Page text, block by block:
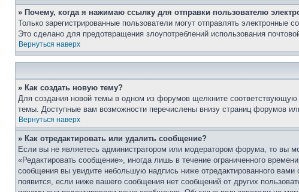
» Почему, когда я нажимаю ссылку для отправки пользователю
Только зарегистрированные пользователи могут отправлять
Это сделано для предотвращения злоупотреблений использования
Вернуться наверх
» Как создать новую тему?
Для создания новой темы в одном из форумов щелкните
темы. Доступные вам возможности перечислены внизу страниц форумов
Вернуться наверх
» Как отредактировать или удалить сообщение?
Если вы не являетесь администратором или модератором форума, то вы
«Редактировать сообщение», иногда лишь в течение ограниченного
сообщения вы увидите небольшую надпись ниже отредактированного
появится, если ниже вашего сообщения нет сообщений от других